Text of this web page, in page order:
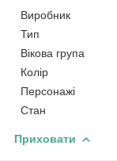
Виробник
Тип
Вікова група
Колір
Персонажі
Стан
Приховати